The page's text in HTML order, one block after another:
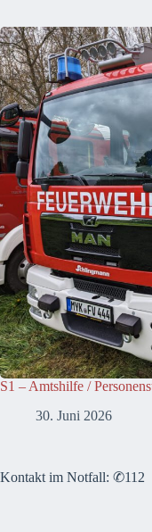
S1 – Amtshilfe /
30. Juni 2026
Kontakt im Notfall: ✆112